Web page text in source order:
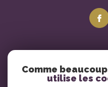
SIGNATURE
Comme
utilise les